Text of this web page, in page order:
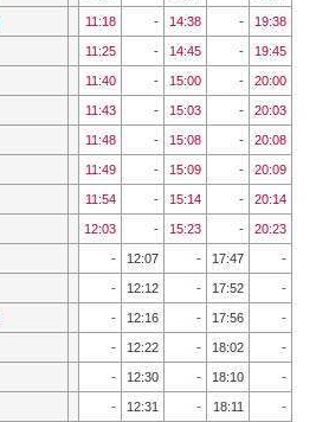
11:18 - 14:38 - 19:38
11:25 - 14:45 - 19:45
11:40 - 15:00 - 20:00
11:43 - 15:03 - 20:03
11:48 - 15:08 - 20:08
11:49 - 15:09 - 20:09
11:54 - 15:14 - 20:14
12:03 - 15:23 - 20:23
- 12:07 - 17:47 -
- 12:12 - 17:52 -
- 12:16 - 17:56 -
- 12:22 - 18:02 -
- 12:30 - 18:10 -
- 12:31 - 18:11 -
11:18 - 14:38 - 19:38
11:25 - 14:45 - 19:45
11:40 - 15:00 - 20:00
11:43 - 15:03 - 20:03
11:48 - 15:08 - 20:08
11:49 - 15:09 - 20:09
11:54 - 15:14 - 20:14
12:03 - 15:23 - 20:23
- 12:07 - 17:47 -
- 12:12 - 17:52 -
- 12:16 - 17:56 -
- 12:22 - 18:02 -
- 12:30 - 18:10 -
- 12:31 - 18:11 -